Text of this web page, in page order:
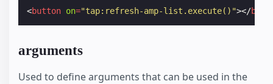
<button on="tap:refresh-amp-list.execute()"></
arguments
Used to define arguments that can be used in the